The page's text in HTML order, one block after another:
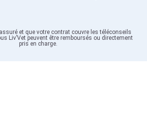
et que votre contrat couvre les téléconseils
Liv’Vet peuvent être remboursés ou directement
pris en charge.